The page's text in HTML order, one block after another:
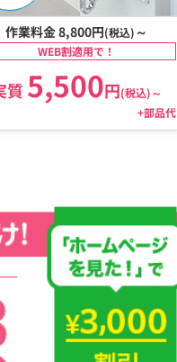
作業料金 8,800円(税込) ～
WEB割適用で！
質 5,500円(税込)～
+部品代